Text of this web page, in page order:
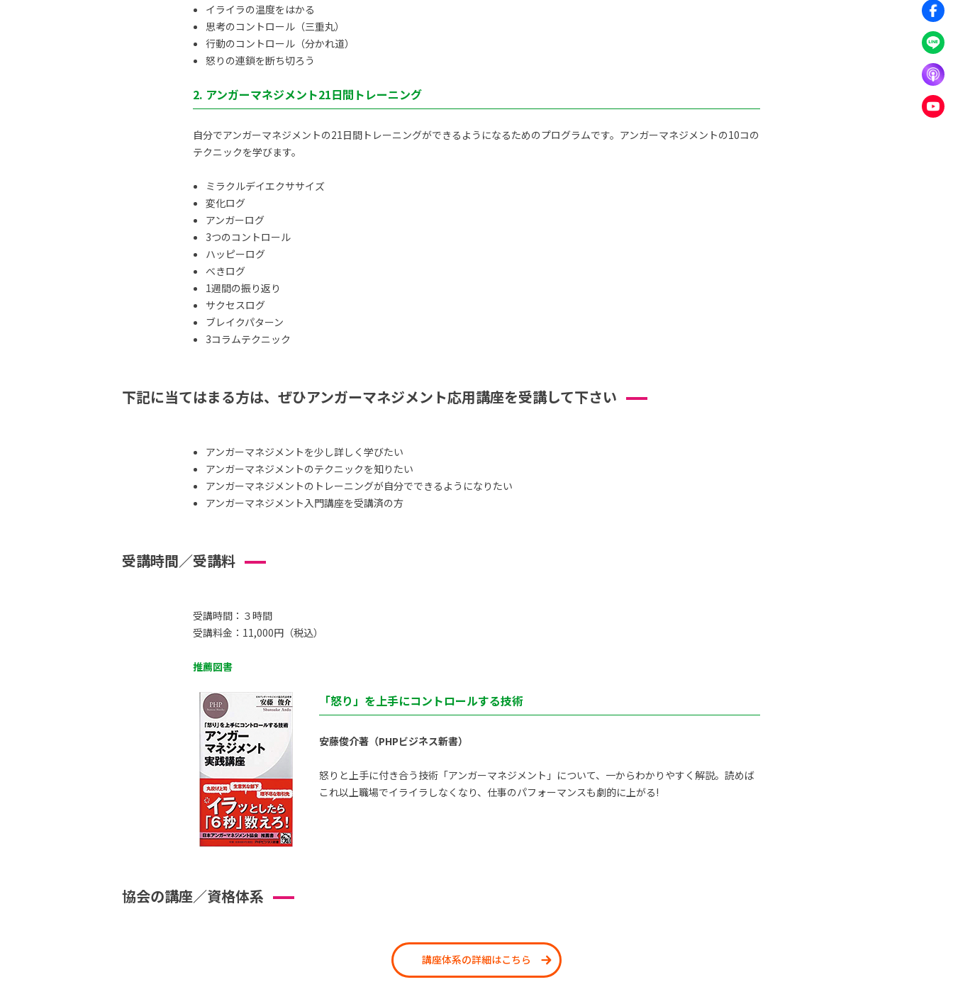
イライラの温度をはかる
思考のコントロール（三重丸）
行動のコントロール（分かれ道）
怒りの連鎖を断ち切ろう
2. アンガーマネジメント21日間トレーニング
自分でアンガーマネジメントの21日間トレーニングができるようになるためのプログラムです。アンガーマネジメントの10コの
テクニックを学びます。
ミラクルデイエクササイズ
変化ログ
アンガーログ
3つのコントロール
ハッピーログ
べきログ
1週間の振り返り
サクセスログ
ブレイクパターン
3コラムテクニック
下記に当てはまる方は、ぜひアンガーマネジメント応用講座を受講して下さい
アンガーマネジメントを少し詳しく学びたい
アンガーマネジメントのテクニックを知りたい
アンガーマネジメントのトレーニングが自分でできるようになりたい
アンガーマネジメント入門講座を受講済の方
受講時間／受講料
受講時間：３時間
受講料金：11,000円（税込）
推薦図書
「怒り」を上手にコントロールする技術
安藤俊介著（PHPビジネス新書）
怒りと上手に付き合う技術「アンガーマネジメント」について、一からわかりやすく解説。読めば
これ以上職場でイライラしなくなり、仕事のパフォーマンスも劇的に上がる!
協会の講座／資格体系
講座体系の詳細はこちら